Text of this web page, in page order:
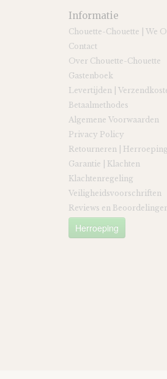
Informatie
Chouette-Chouette | We
Contact
Over Chouette-Chouette
Gastenboek
Levertijden |
Betaalmethodes
Algemene Voorwaarden
Privacy Policy
Retourneren |
Garantie | Klachten
Klachtenregeling
Veiligheidsvoorschriften
Reviews en
Herroeping